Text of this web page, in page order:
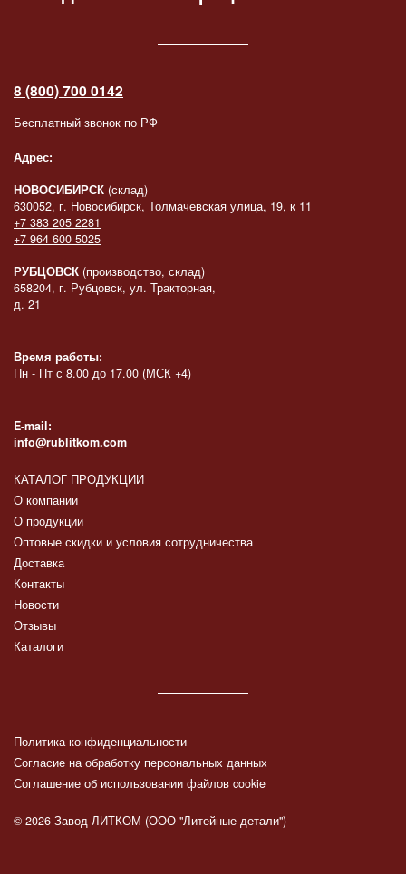
8 (800) 700 0142
Бесплатный звонок по РФ
Адрес:
НОВОСИБИРСК (склад)
630052, г. Новосибирск, Толмачевская улица, 19, к 11
+7 383 205 2281
+7 964 600 5025
РУБЦОВСК (производство, склад)
658204, г. Рубцовск, ул. Тракторная,
д. 21
Время работы:
Пн - Пт с 8.00 до 17.00 (МСК +4)
E-mail:
info@rublitkom.com
КАТАЛОГ ПРОДУКЦИИ
О компании
О продукции
Оптовые скидки и условия сотрудничества
Доставка
Контакты
Новости
Отзывы
Каталоги
Политика конфиденциальности
Согласие на обработку персональных данных
Соглашение об использовании файлов cookie
© 2026 Завод ЛИТКОМ (ООО "Литейные детали")